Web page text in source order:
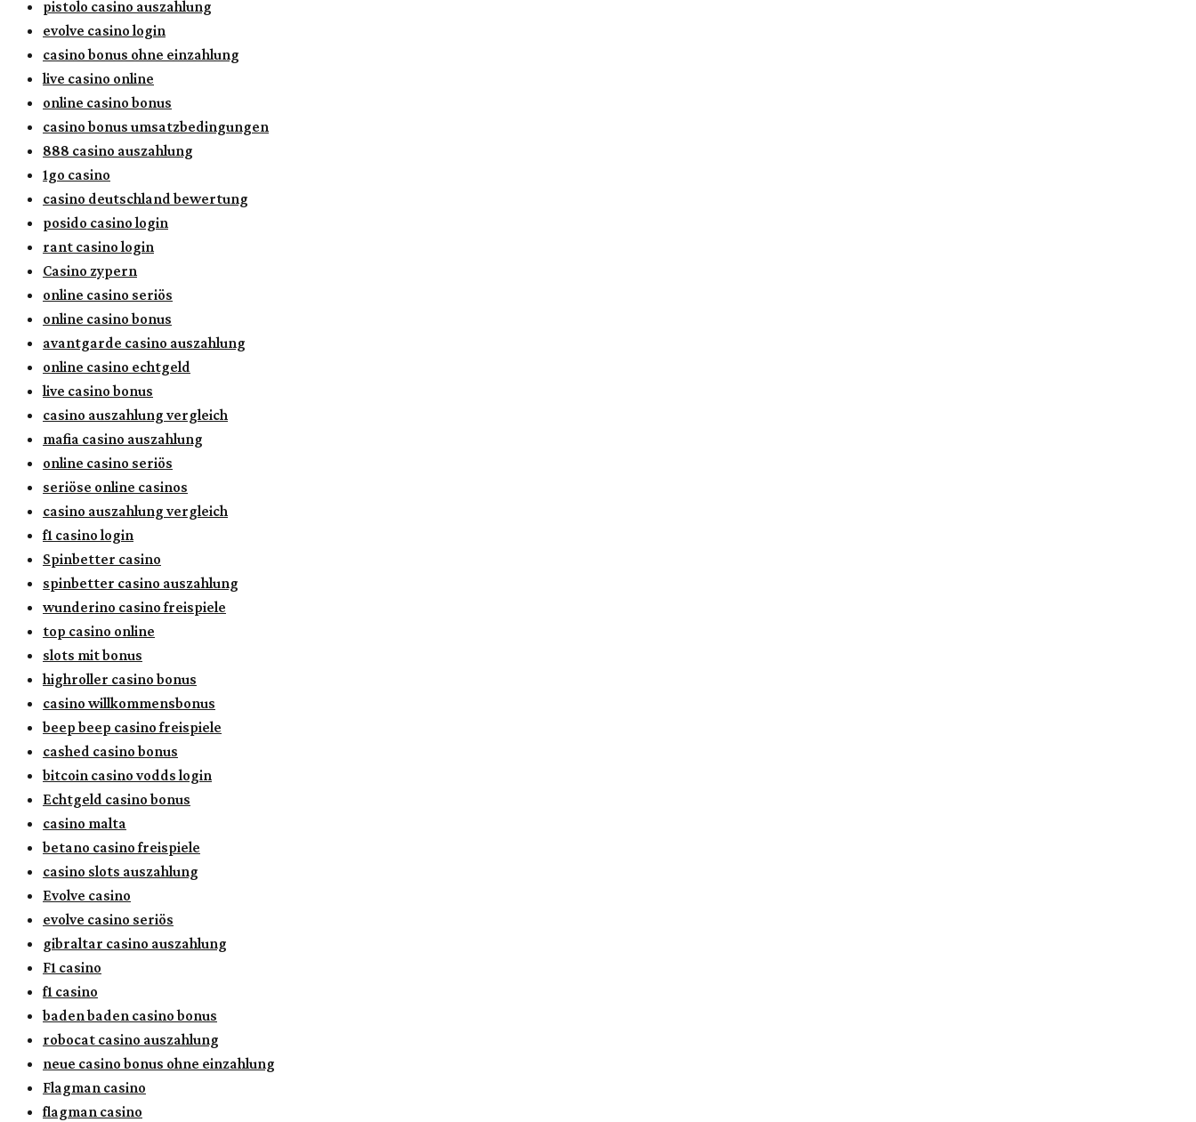
pistolo casino auszahlung
evolve casino login
casino bonus ohne einzahlung
live casino online
online casino bonus
casino bonus umsatzbedingungen
888 casino auszahlung
1go casino
casino deutschland bewertung
posido casino login
rant casino login
Casino zypern
online casino seriös
online casino bonus
avantgarde casino auszahlung
online casino echtgeld
live casino bonus
casino auszahlung vergleich
mafia casino auszahlung
online casino seriös
seriöse online casinos
casino auszahlung vergleich
f1 casino login
Spinbetter casino
spinbetter casino auszahlung
wunderino casino freispiele
top casino online
slots mit bonus
highroller casino bonus
casino willkommensbonus
beep beep casino freispiele
cashed casino bonus
bitcoin casino vodds login
Echtgeld casino bonus
casino malta
betano casino freispiele
casino slots auszahlung
Evolve casino
evolve casino seriös
gibraltar casino auszahlung
F1 casino
f1 casino
baden baden casino bonus
robocat casino auszahlung
neue casino bonus ohne einzahlung
Flagman casino
flagman casino